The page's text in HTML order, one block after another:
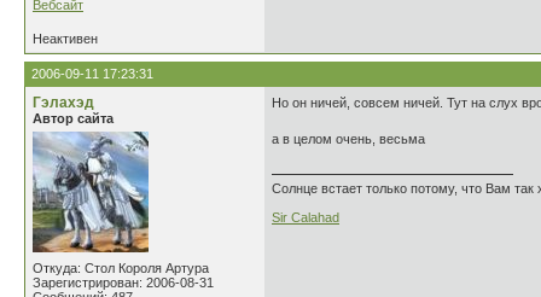
Вебсайт
Неактивен
2006-09-11 17:23:31
Гэлахэд
Автор сайта
Откуда: Стол Короля Артура
Зарегистрирован: 2006-08-31
Но он ничей, совсем ничей. Тут на слух
а в целом очень, весьма
Солнце встает только потому, что Вам так
Sir Calahad